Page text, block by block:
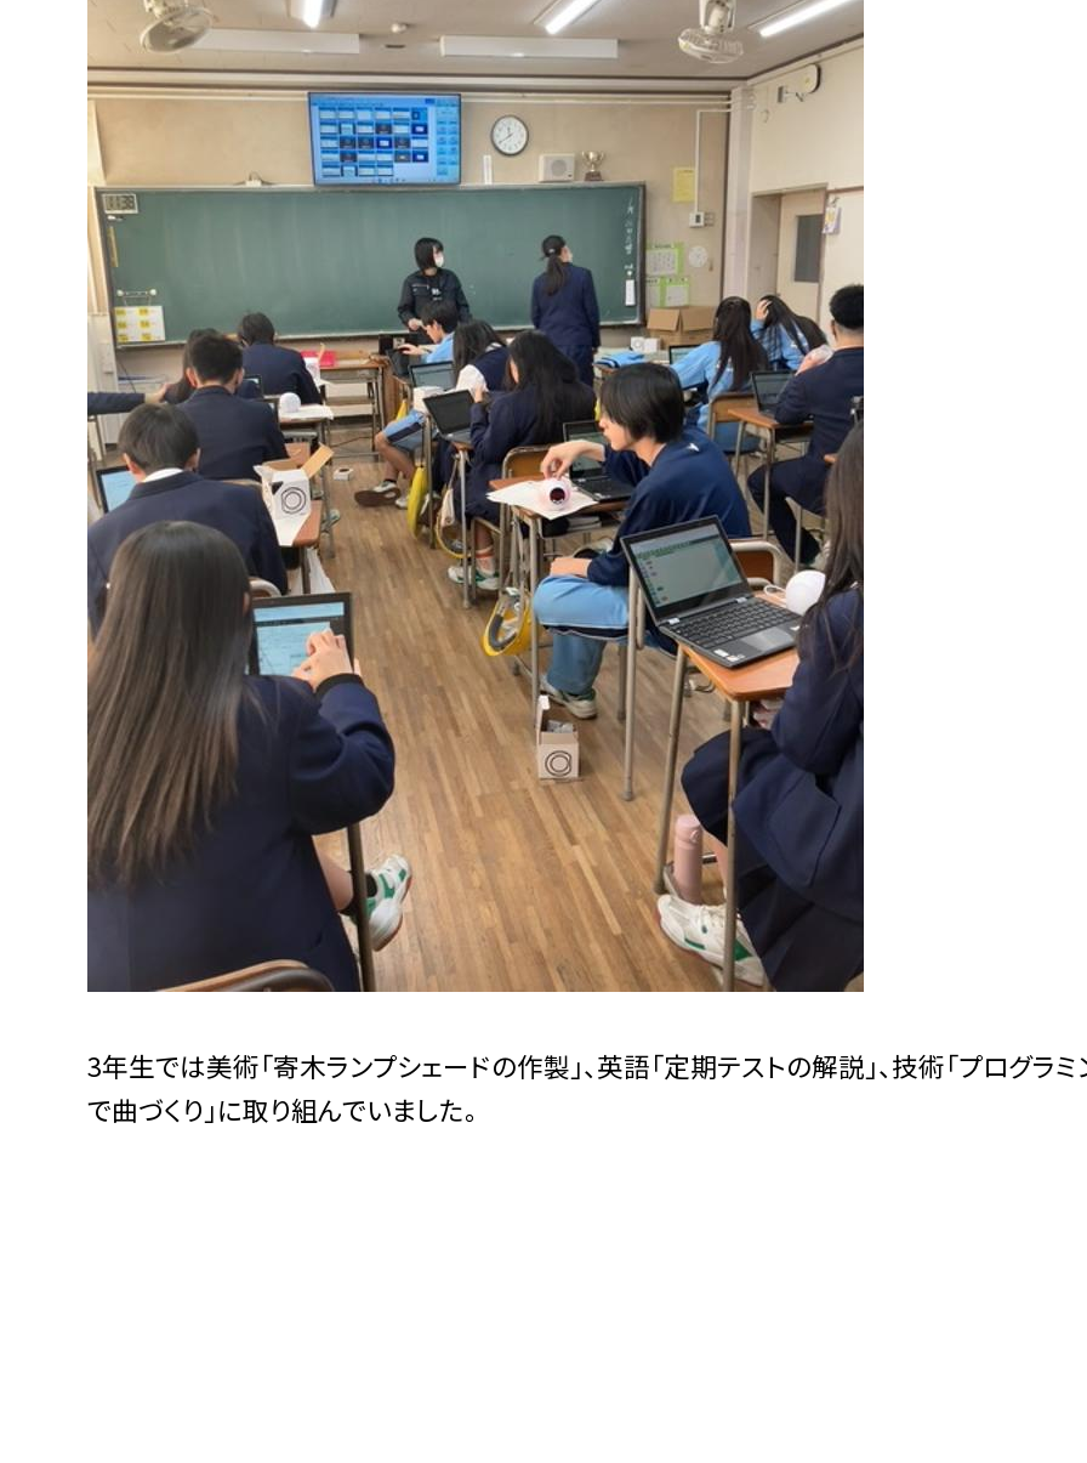
3年生では美術「寄木ランプシェードの作製」、英語「定期テストの解説」、技術「プログラミ
で曲づくり」に取り組んでいました。